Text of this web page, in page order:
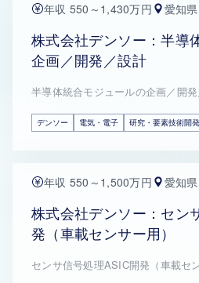
年収 550～1,430万円 愛知県
株式会社デンソー：半導
企画／開発／設計
半導体統合モジュールの企画／開
デンソー 電気・電子 研究・要素技術開発
年収 550～1,500万円 愛知県
株式会社デンソー：セン
発（車載センサー用）
センサ信号処理ASIC開発（車載セ